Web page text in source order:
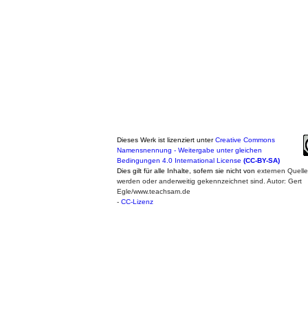
Dieses Werk ist lizenziert unterCreative Commons
Namensnennung - Weitergabe unter gleichen
Bedingungen 4.0 International License (CC-BY-SA)
Dies gilt für alle Inhalte, sofern sie nicht von externen
werden oder anderweitig gekennzeichnet sind. Autor: Gert
Egle/www.teachsam.de
- CC-Lizenz